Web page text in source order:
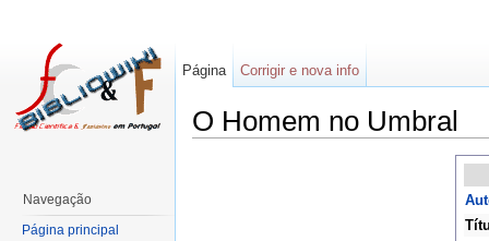
O Homem no Umbral
Página Corrigir e nova info
Navegação
Página principal